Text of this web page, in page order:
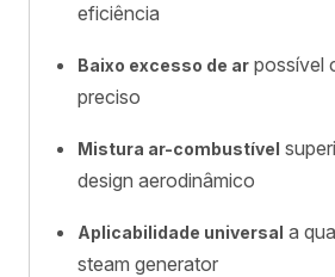
eficiência
Baixo excesso de ar possível
preciso
Mistura ar-combustível
design aerodinâmico
Aplicabilidade universal a
steam generator